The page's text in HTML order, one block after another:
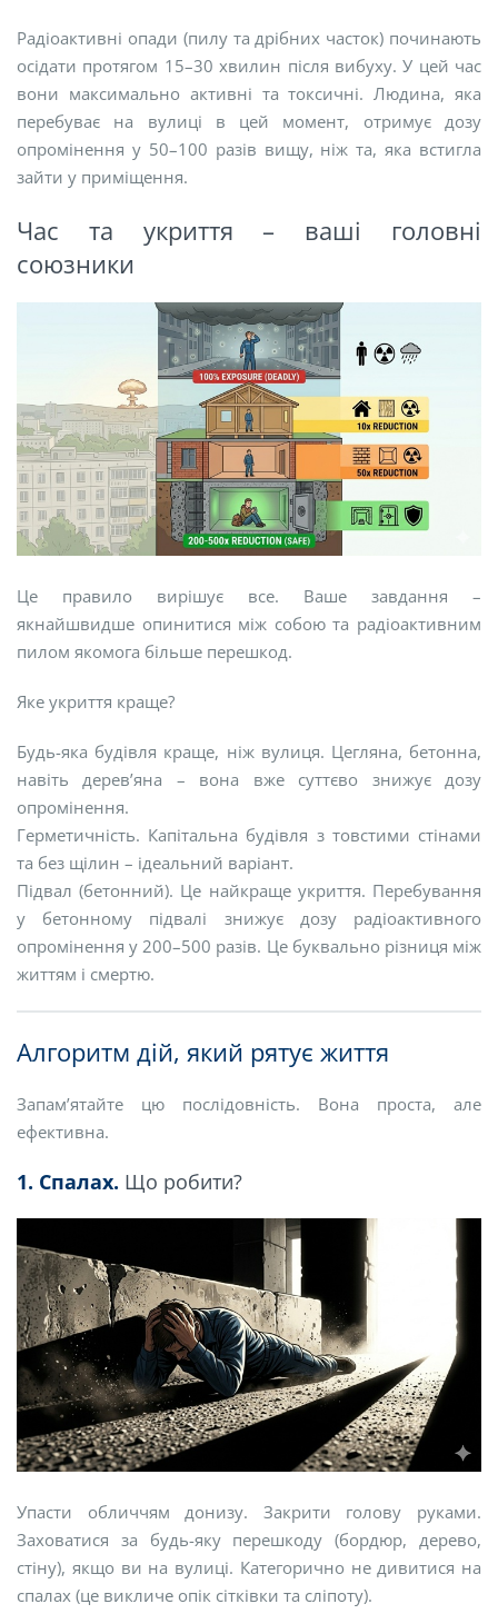
Радіоактивні опади (пилу та дрібних часток) починають
осідати протягом 15–30 хвилин після вибуху. У цей час
вони максимально активні та токсичні. Людина, яка
перебуває на вулиці в цей момент, отримує дозу
опромінення у 50–100 разів вищу, ніж та, яка встигла
зайти у приміщення.
Час та укриття – ваші головні
союзники
Це правило вирішує все. Ваше завдання –
якнайшвидше опинитися між собою та радіоактивним
пилом якомога більше перешкод.
Яке укриття краще?
Будь-яка будівля краще, ніж вулиця. Цегляна, бетонна,
навіть дерев’яна – вона вже суттєво знижує дозу
опромінення.
Герметичність. Капітальна будівля з товстими стінами
та без щілин – ідеальний варіант.
Підвал (бетонний). Це найкраще укриття. Перебування
у бетонному підвалі знижує дозу радіоактивного
опромінення у 200–500 разів. Це буквально різниця між
життям і смертю.
Алгоритм дій, який рятує життя
Запам’ятайте цю послідовність. Вона проста, але
ефективна.
1. Спалах. Що робити?
Упасти обличчям донизу. Закрити голову руками.
Заховатися за будь-яку перешкоду (бордюр, дерево,
стіну), якщо ви на вулиці. Категорично не дивитися на
спалах (це викличе опік сітківки та сліпоту).